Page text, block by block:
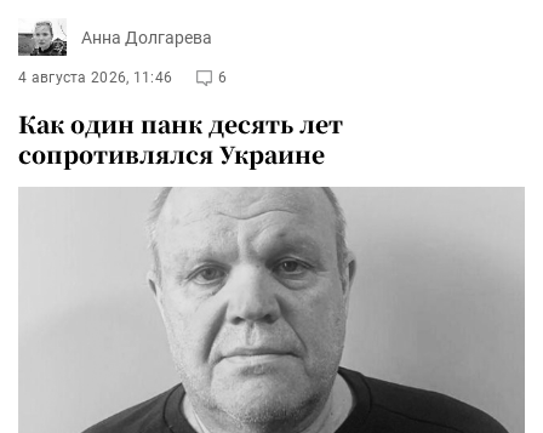
Анна Долгарева
4 августа 2026, 11:46 6
Как один панк десять лет
сопротивлялся Украине